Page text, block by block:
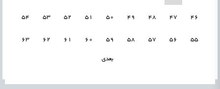
46
47
48
49
50
51
52
53
54
55
56
57
58
59
60
61
62
63
بعدی